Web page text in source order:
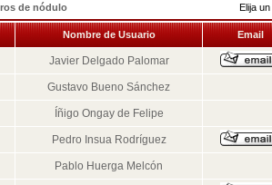
de nódulo Elija
Nombre de Usuario Email
Javier Delgado Palomar
Gustavo Bueno Sánchez
Íñigo Ongay de Felipe
Pedro Insua Rodríguez
Pablo Huerga Melcón